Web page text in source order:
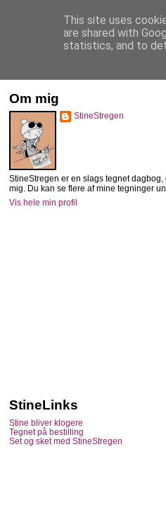
Om mig
StineStregen
StineStregen er en slags tegnet dagbog,
mig. Du kan se flere af mine tegninger
Vis hele min profil
StineLinks
Stine bliver klogere
Tegnet på bestilling
Set og sket med StineStregen
This site uses
are shared with
statistics, and to